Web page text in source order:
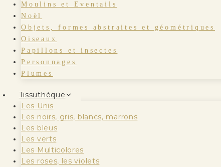
Moulins et Eventails
Noël
Objets, formes abstraites et géométriques
Oiseaux
Papillons et insectes
Personnages
Plumes
Tissuthèque
Les Unis
Les noirs, gris, blancs, marrons
Les bleus
Les verts
Les Multicolores
Les roses, les violets